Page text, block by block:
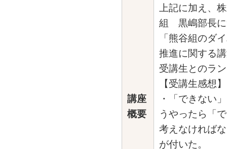
講座
概要
上記に加え、
組 黒嶋部長に
「熊谷組のダ
推進に関する
受講生とのラ
【受講生感想】
・「できない
うやったら「
考えなければ
が付いた。